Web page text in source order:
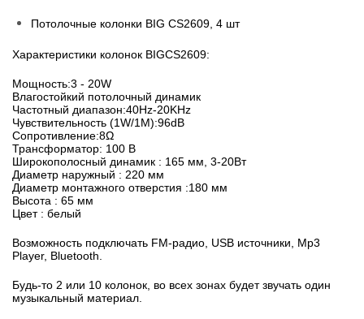
Потолочные колонки BIG CS2609, 4 шт
Характеристики колонок BIGCS2609:
Мощность:3 - 20W
Влагостойкий потолочный динамик
Частотный диапазон:40Hz-20KHz
Чувствительность (1W/1M):96dB
Сопротивление:8Ω
Трансформатор: 100 В
Широкополосный динамик : 165 мм, 3-20Вт
Диаметр наружный : 220 мм
Диаметр монтажного отверстия :180 мм
Высота : 65 мм
Цвет : белый
Возможность подключать FM-радио, USB источники, Mp3
Player, Bluetooth.
Будь-то 2 или 10 колонок, во всех зонах будет звучать один
музыкальный материал.